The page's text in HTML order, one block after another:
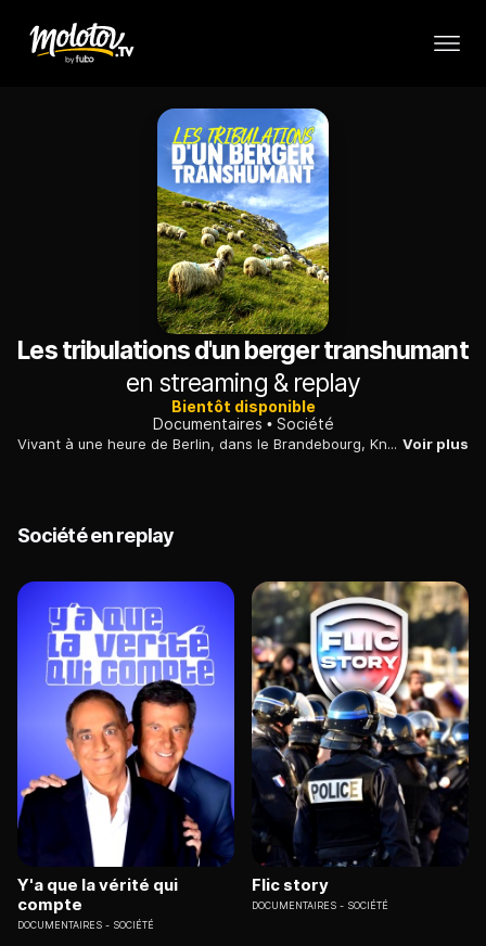
Les tribulations d'un berger transhumant
en streaming & replay
Bientôt disponible
Documentaires
Société
Vivant à une heure de Berlin, dans le Brandebourg, Knut Kucznik est l'un des derniers bergers d'Allemagne à pratiquer la transhumance. Ce documentaire l'a suivi pendant un an. Voir plus
Société en replay
Y'a que la vérité qui
compte
DOCUMENTAIRES SOCIÉTÉ
Flic story
DOCUMENTAIRES SOCIÉTÉ